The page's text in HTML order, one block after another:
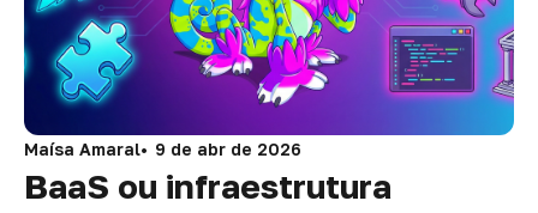
Maísa Amaral 9 de abr de 2026
BaaS ou infraestrutura